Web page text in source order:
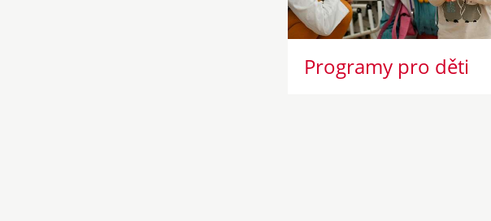
Programy pro děti